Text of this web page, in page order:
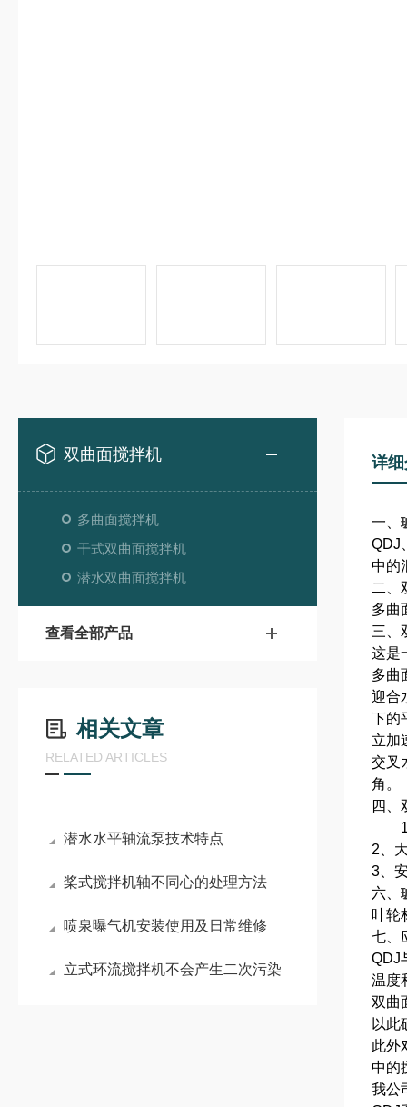
双曲面搅拌机
多曲面搅拌机
干式双曲面搅拌机
潜水双曲面搅拌机
查看全部产品
相关文章
RELATED ARTICLES
潜水水平轴流泵技术特点
桨式搅拌机轴不同心的处理方法
喷泉曝气机安装使用及日常维修
立式环流搅拌机不会产生二次污染
详
一、
QDJ
中的
二、
多曲
三、
这是
多曲
迎合
下的
立加
交叉
角。
四、
1
2、
3、
六、
叶轮
七、
QDJ
温
双曲
以此
此外
中的
我公